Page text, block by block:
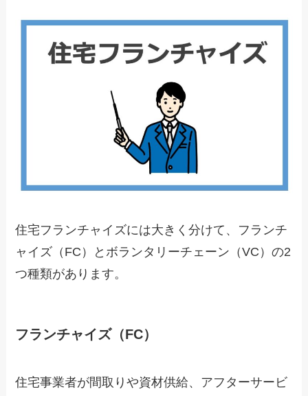
住宅フランチャイズには大きく分けて、フランチ
ャイズ（FC）とボランタリーチェーン（VC）の2
つ種類があります。
フランチャイズ（FC）
住宅事業者が間取りや資材供給、アフターサービ